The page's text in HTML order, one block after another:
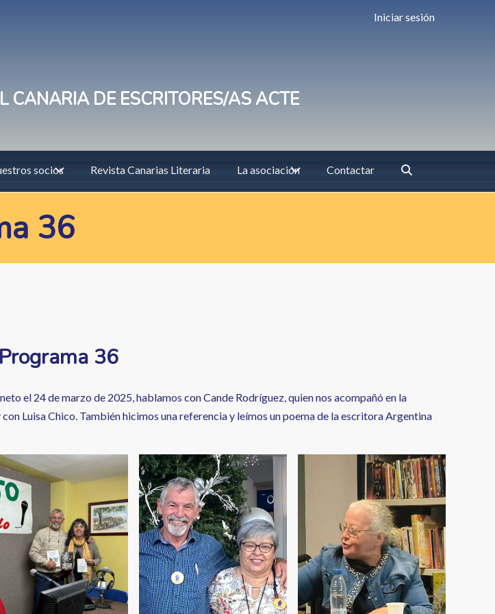
Iniciar sesión
CANARIA DE ESCRITORES/AS ACTE
socios Revista Canarias Literaria La asociación Contactar
36
36
el 24 de marzo de 2025, hablamos con Cande Rodríguez, quien nos acompañó en la
Luisa Chico. También hicimos una referencia y leímos un poema de la escritora Argentina